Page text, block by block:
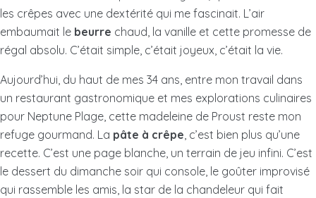
les crêpes avec une dextérité qui me fascinait. L’air
embaumait le beurre chaud, la vanille et cette promesse de
régal absolu. C’était simple, c’était joyeux, c’était la vie.
Aujourd’hui, du haut de mes 34 ans, entre mon travail dans
un restaurant gastronomique et mes explorations culinaires
pour Neptune Plage, cette madeleine de Proust reste mon
refuge gourmand. La pâte à crêpe, c’est bien plus qu’une
recette. C’est une page blanche, un terrain de jeu infini. C’est
le dessert du dimanche soir qui console, le goûter improvisé
qui rassemble les amis, la star de la chandeleur qui fait